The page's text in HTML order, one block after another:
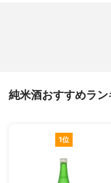
純米酒おすすめラ
1位